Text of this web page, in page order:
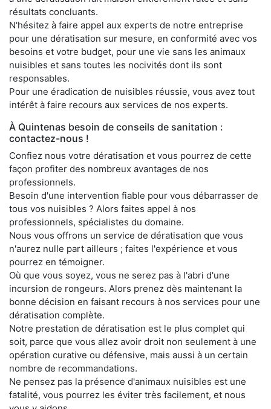
résultats concluants.
N'hésitez à faire appel aux experts de notre entreprise
pour une dératisation sur mesure, en conformité avec vos
besoins et votre budget, pour une vie sans les animaux
nuisibles et sans toutes les nocivités dont ils sont
responsables.
Pour une éradication de nuisibles réussie, vous avez tout
intérêt à faire recours aux services de nos experts.
À Quintenas besoin de conseils de sanitation :
contactez-nous !
Confiez nous votre dératisation et vous pourrez de cette
façon profiter des nombreux avantages de nos
professionnels.
Besoin d'une intervention fiable pour vous débarrasser de
tous vos nuisibles ? Alors faites appel à nos
professionnels, spécialistes du domaine.
Nous vous offrons un service de dératisation que vous
n'aurez nulle part ailleurs ; faites l'expérience et vous
pourrez en témoigner.
Où que vous soyez, vous ne serez pas à l'abri d'une
incursion de rongeurs. Alors prenez dès maintenant la
bonne décision en faisant recours à nos services pour une
dératisation complète.
Notre prestation de dératisation est le plus complet qui
soit, parce que vous allez avoir droit non seulement à une
opération curative ou défensive, mais aussi à un certain
nombre de recommandations.
Ne pensez pas la présence d'animaux nuisibles est une
fatalité, vous pourrez les éviter très facilement, et nous